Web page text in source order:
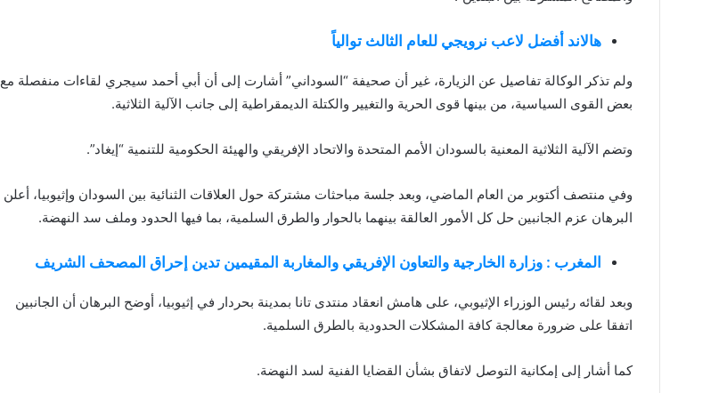
هالاند أفضل لاعب نرويجي للعام الثالث توالياً
ولم تذكر الوكالة تفاصيل عن الزيارة، غير أن صحيفة “السوداني” أشارت إلى أن أبي أحمد سيجري لقاءات منفصلة مع
بعض القوى السياسية، من بينها قوى الحرية والتغيير والكتلة الديمقراطية إلى جانب الآلية الثلاثية.
وتضم الآلية الثلاثية المعنية بالسودان الأمم المتحدة والاتحاد الإفريقي والهيئة الحكومية للتنمية “إيغاد”.
وفي منتصف أكتوبر من العام الماضي، وبعد جلسة مباحثات مشتركة حول العلاقات الثنائية بين السودان وإثيوبيا، أعلن
البرهان عزم الجانبين حل كل الأمور العالقة بينهما بالحوار والطرق السلمية، بما فيها الحدود وملف سد النهضة.
المغرب : وزارة الخارجية والتعاون الإفريقي والمغاربة المقيمين تدين إحراق المصحف الشريف
وبعد لقائه رئيس الوزراء الإثيوبي، على هامش انعقاد منتدى تانا بمدينة بحردار في إثيوبيا، أوضح البرهان أن الجانبين
اتفقا على ضرورة معالجة كافة المشكلات الحدودية بالطرق السلمية.
كما أشار إلى إمكانية التوصل لاتفاق بشأن القضايا الفنية لسد النهضة.